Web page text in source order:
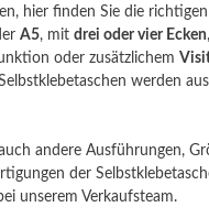
hier finden Sie die
A5, mit drei oder vier Ecken,
oder zusätzlichem
werden
andere Ausführungen,
der
unserem Verkaufsteam.